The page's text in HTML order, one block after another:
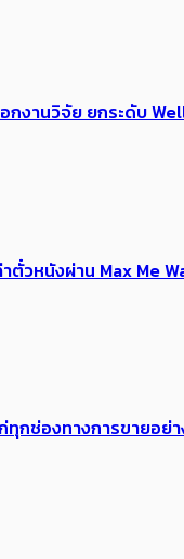
งานวิจัย ยกระดับ
ตั๋วหนังผ่าน Max
กช่องทางการขายอ